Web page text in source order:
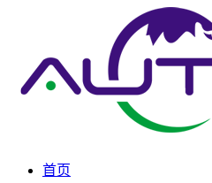
首页